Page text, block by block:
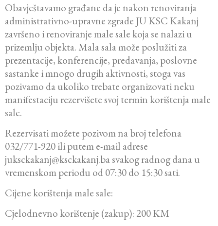
Obavještavamo građane da je nakon renoviranja
administrativno-upravne zgrade JU KSC Kakanj
završeno i renoviranje male sale koja se nalazi u
prizemlju objekta. Mala sala može poslužiti za
prezentacije, konferencije, predavanja, poslovne
sastanke i mnogo drugih aktivnosti, stoga vas
pozivamo da ukoliko trebate organizovati neku
manifestaciju rezervišete svoj termin korištenja male
sale.
Rezervisati možete pozivom na broj telefona
032/771-920 ili putem e-mail adrese
juksckakanj@ksckakanj.ba svakog radnog dana u
vremenskom periodu od 07:30 do 15:30 sati.
Cijene korištenja male sale:
Cjelodnevno korištenje (zakup): 200 KM